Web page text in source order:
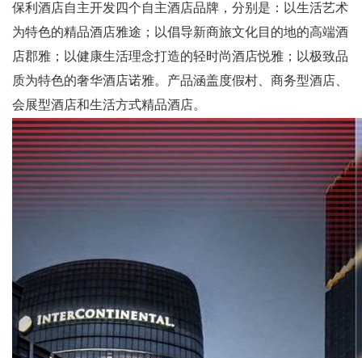
保利酒店自主开发四个自主酒店品牌，分别是：以生活艺术
为特色的精品酒店雅途；以倡导新商旅文化目的地的高端酒
店郡雅；以健康生活理念打造的轻时尚酒店悦雅；以极致品
质为特色的奢华酒店诺雅。产品涵盖度假村、商务型酒店、
会展型酒店和生活方式精品酒店。